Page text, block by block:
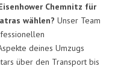
Chemnitz für
wählen? Unser Team
deines Umzugs
über den Transport bis